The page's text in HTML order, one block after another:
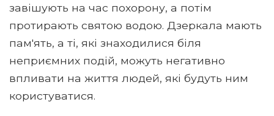
завішують на час похорону, а потім
протирають святою водою. Дзеркала мають
пам'ять, а ті, які знаходилися біля
неприємних подій, можуть негативно
впливати на життя людей, які будуть ним
користуватися.